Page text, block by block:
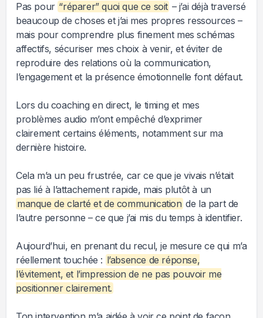
Pas pour “réparer” quoi que ce soit – j’ai déjà traversé
beaucoup de choses et j’ai mes propres ressources –
mais pour comprendre plus finement mes schémas
affectifs, sécuriser mes choix à venir, et éviter de
reproduire des relations où la communication,
l’engagement et la présence émotionnelle font défaut.
Lors du coaching en direct, le timing et mes
problèmes audio m’ont empêché d’exprimer
clairement certains éléments, notamment sur ma
dernière histoire.
Cela m’a un peu frustrée, car ce que je vivais n’était
pas lié à l’attachement rapide, mais plutôt à un
manque de clarté et de communication de la part de
l’autre personne – ce que j’ai mis du temps à identifier.
Aujourd’hui, en prenant du recul, je mesure ce qui m’a
réellement touchée : l’absence de réponse,
l’évitement, et l’impression de ne pas pouvoir me
positionner clairement.